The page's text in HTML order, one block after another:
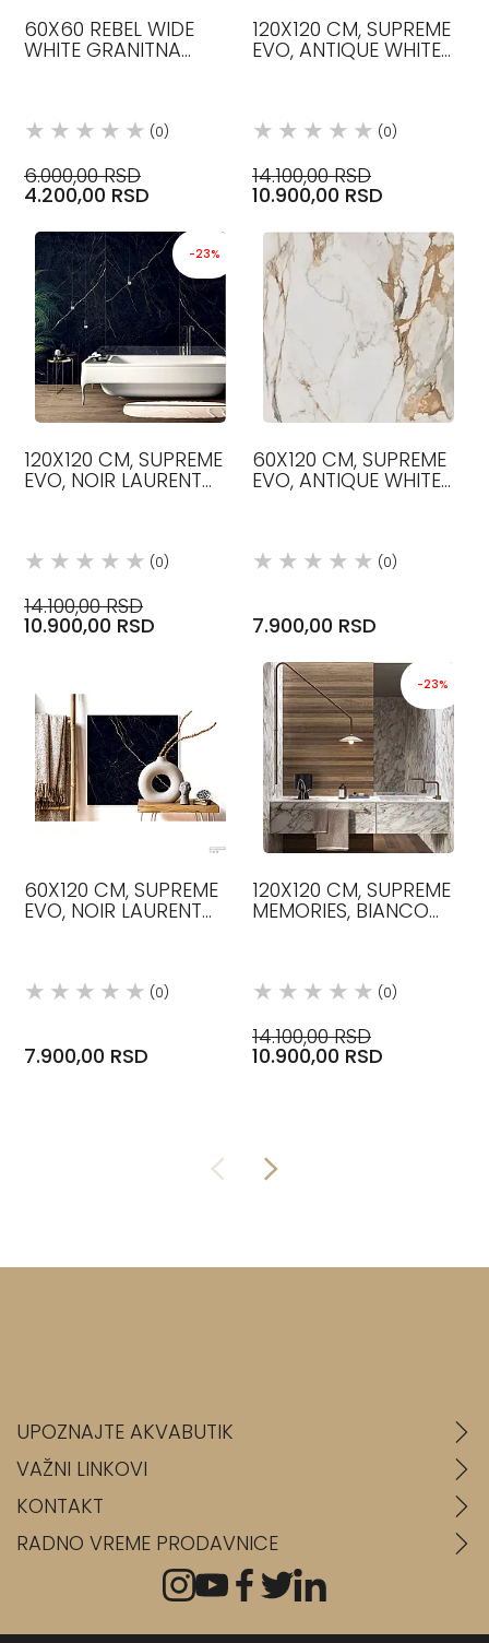
60X60 REBEL WIDE
WHITE GRANITNA
(0)
6.000,00 RSD
4.200,00 RSD
120X120 CM, SUPREME
EVO, ANTIQUE WHITE
(0)
14.100,00 RSD
10.900,00 RSD
-23%
120X120 CM, SUPREME
EVO, NOIR LAURENT
(0)
14.100,00 RSD
10.900,00 RSD
60X120 CM, SUPREME
EVO, ANTIQUE WHITE
(0)
7.900,00 RSD
60X120 CM, SUPREME
EVO, NOIR LAURENT
(0)
7.900,00 RSD
-23%
120X120 CM, SUPREME
MEMORIES, BIANCO
(0)
14.100,00 RSD
10.900,00 RSD
UPOZNAJTE AKVABUTIK
VAŽNI LINKOVI
KONTAKT
RADNO VREME PRODAVNICE